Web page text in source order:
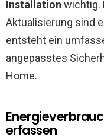
Installation wichtig.
Aktualisierung sind
entsteht ein
angepasstes
Home.
erfassen